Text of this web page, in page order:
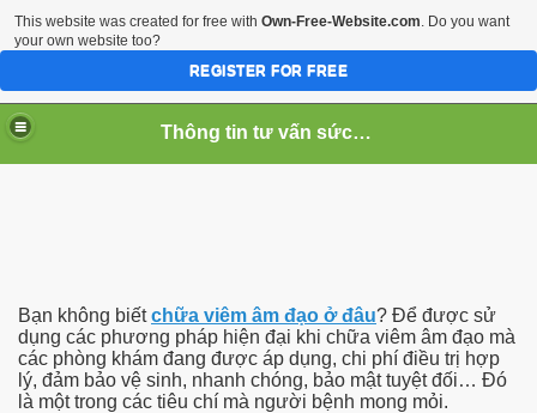
Thông tin tư vấn sức khỏe
Bạn không biếtchữa viêm âm đạo ở đâu? Để được sử
dụng các phương pháp hiện đại khi chữa viêm âm đạo mà
các phòng khám đang được áp dụng, chi phí điều trị hợp
lý, đảm bảo vệ sinh, nhanh chóng, bảo mật tuyệt đối… Đó
là một trong các tiêu chí mà người bệnh mong mỏi.
This website was created for free with Own-Free-Website.com. Do you want
your own website too?
REGISTER FOR FREE